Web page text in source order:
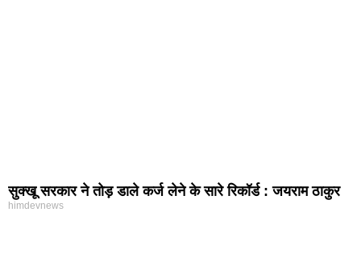
सुक्खू सरकार ने तोड़ डाले कर्ज लेने के सारे रिकॉर्ड : जयराम ठाकुर
himdevnews